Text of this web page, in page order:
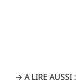
→ A LIRE AUSSI :